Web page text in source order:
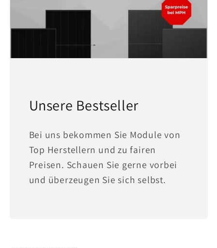
Unsere Bestseller
Bei uns bekommen Sie Module von
Top Herstellern und zu fairen
Preisen. Schauen Sie gerne vorbei
und überzeugen Sie sich selbst.